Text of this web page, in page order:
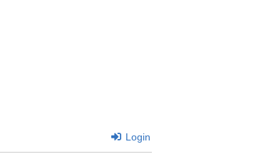
Login